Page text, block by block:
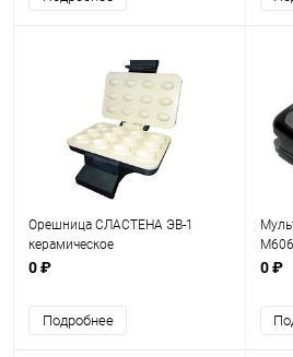
Орешница СЛАСТЕНА ЭВ-1
керамическое
0 ₽
Подробнее
M606
0 ₽